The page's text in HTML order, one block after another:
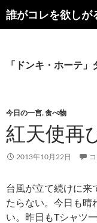
コ
ン
プ
誰がコレを欲しが
検
索
「ドンキ・ホーテ
今日の一言,食べ物
紅天使再
2013年10月22日
台風が立て続けに来
たらない。今日も晴
い。昨日もTシャツ